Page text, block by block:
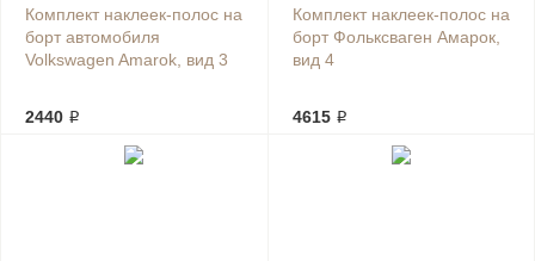
Комплект наклеек-полос на
борт автомобиля
Volkswagen Amarok, вид 3
2440 ₽
Комплект наклеек-полос на
борт Фольксваген Амарок,
вид 4
4615 ₽